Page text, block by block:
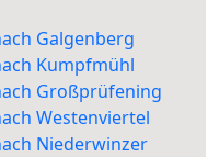
Galgenberg
Kumpfmühl
Großprüfening
Westenviertel
Niederwinzer